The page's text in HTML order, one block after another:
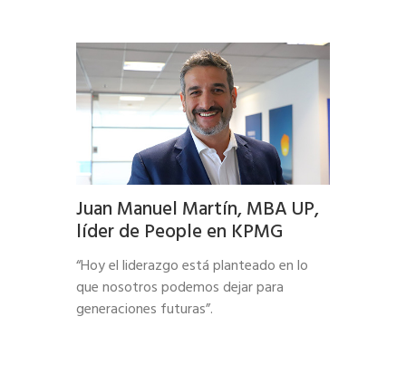
Juan Manuel Martín, MBA UP,
líder de People en KPMG
“Hoy el liderazgo está planteado en lo
que nosotros podemos dejar para
generaciones futuras”.